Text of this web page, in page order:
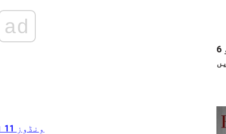
ad
ونڈوز 11 اپ ڈیٹس کے لیے اصلاحات پھنس گئی ہیں۔
6 بہترین آڈیو ولی - ایک سے زیادہ آڈیو